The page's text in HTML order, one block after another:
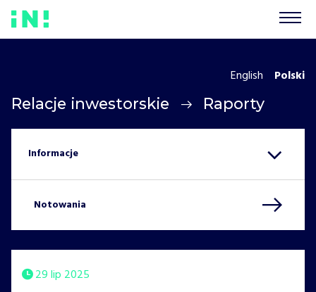
Relacje inwestorskie Raporty
English Polski
Notowania
29 lip 2025